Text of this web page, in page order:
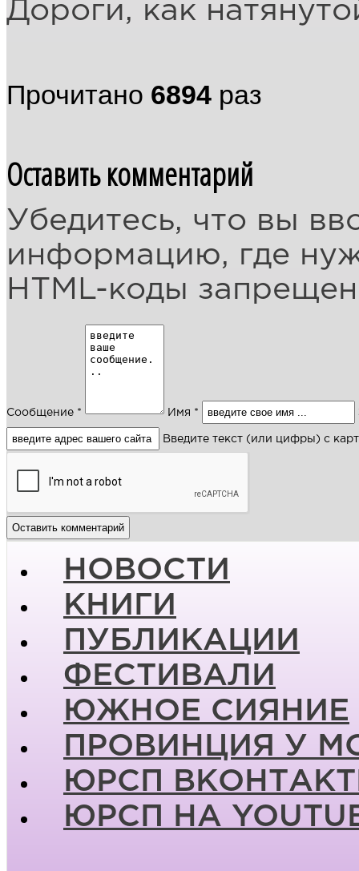
Дороги, как
Прочитано 6894 раз
Оставить комментарий
Убедитесь, что вы
информацию, где
HTML-коды
Сообщение * Имя *
Введите текст (или цифры) с
НОВОСТИ
КНИГИ
ПУБЛИКАЦИИ
ФЕСТИВАЛИ
ЮЖНОЕ СИЯНИЕ
ПРОВИНЦИЯ У
ЮРСП
ЮРСП НА